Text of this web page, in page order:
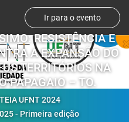
Ir para o evento
RESISTÊNCIA E
A EXPANSÃO DO
TERRITÓRIOS NA
PAPAGAIO – TO.
UFNT 2024
- Primeira edição